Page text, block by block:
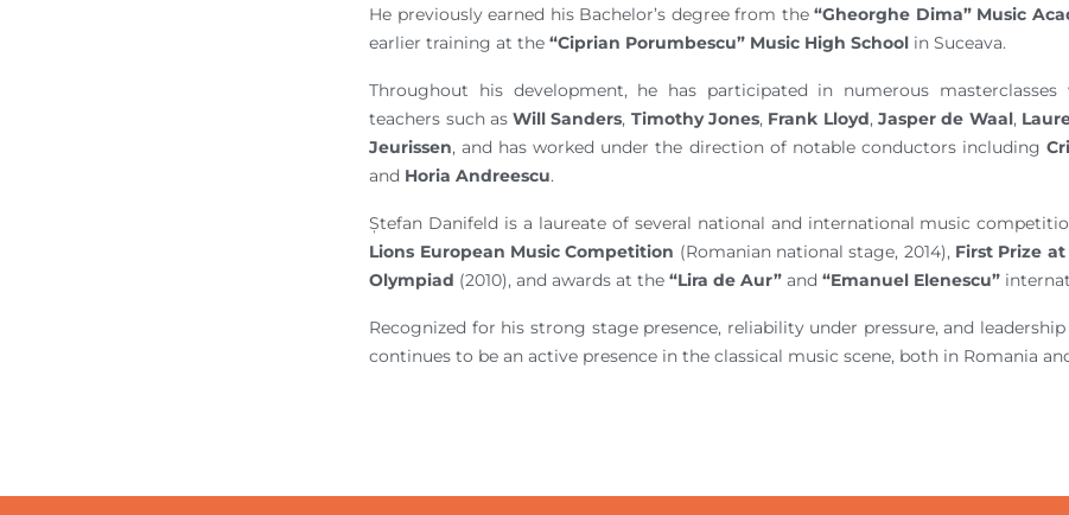
He previously earned his Bachelor’s degree from the“Gheorghe Dima” Music
earlier training at the“Ciprian Porumbescu” Music High School in Suceava.
Throughout his development, he has participated in numerous
teachers such asWill Sanders, Timothy Jones, Frank Lloyd,Jasper de Waal,
Jeurissen, and has worked under the direction of notable conductors including
and Horia Andreescu.
Ștefan Danifeld is a laureate of several national and international music
Lions European Music Competition (Romanian national stage, 2014), First Prize
Olympiad (2010), and awards at the“Lira de Aur” and“Emanuel Elenescu”
Recognized for his strong stage presence, reliability under pressure, and
continues to be an active presence in the classical music scene, both in Romania